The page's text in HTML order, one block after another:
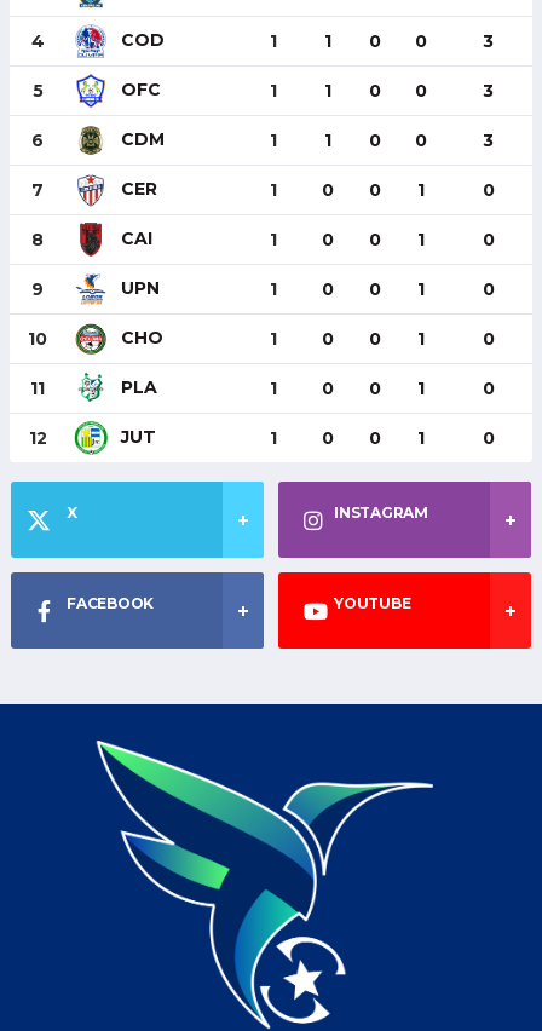
4 COD 1 1 0 0 3
5 OFC 1 1 0 0 3
6 CDM 1 1 0 0 3
7 CER 1 0 0 1 0
8 CAI 1 0 0 1 0
9 UPN 1 0 0 1 0
10 CHO 1 0 0 1 0
11 PLA 1 0 0 1 0
12 JUT 1 0 0 1 0
X INSTAGRAM
FACEBOOK YOUTUBE